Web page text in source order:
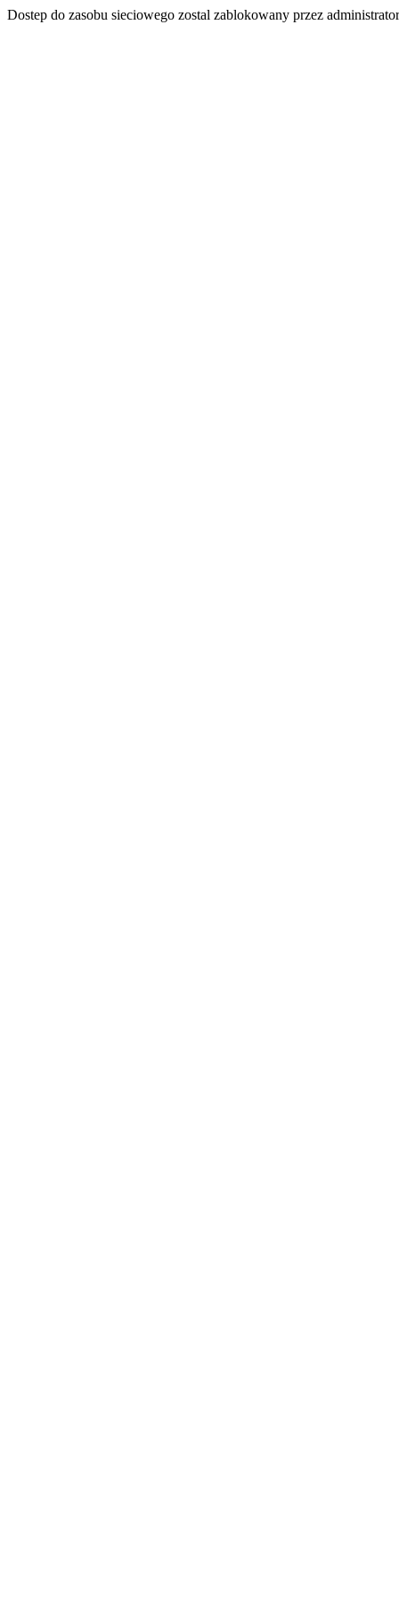
Dostep do zasobu sieciowego zostal zablokowany przez